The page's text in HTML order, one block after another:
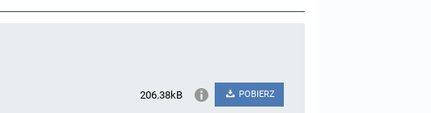
206.38kB POBIERZ